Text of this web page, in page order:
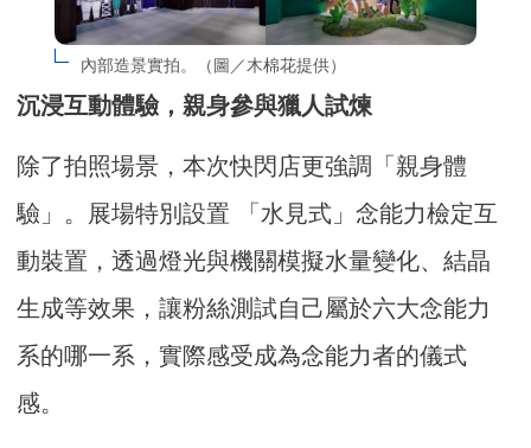
內部造景實拍。（圖／木棉花提供）
沉浸互動體驗，親身參與獵人試煉
除了拍照場景，本次快閃店更強調「親身體
驗」。展場特別設置 「水見式」念能力檢定互
動裝置，透過燈光與機關模擬水量變化、結晶
生成等效果，讓粉絲測試自己屬於六大念能力
系的哪一系，實際感受成為念能力者的儀式
感。